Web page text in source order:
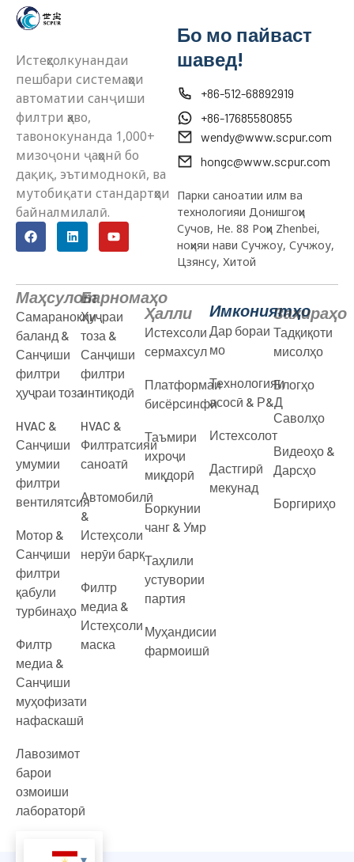
Истеҳсолкунандаи
пешбари системаҳои
автоматии санҷиши
филтри ҳаво,
тавонокунанда 1,000+
мизоҷони ҷаҳонӣ бо
дақиқ, эътимоднокӣ, ва
мутобиқати стандартҳои
байналмилалӣ.
Бо мо пайваст
шавед!
+86-512-68892919
+86-17685580855
wendy@www.scpur.com
hongc@www.scpur.com
Парки саноатии илм ва
технологияи Донишгоҳи
Сучов, Не. 88 Роҳи Zhenbei,
ноҳияи нави Сучжоу, Сучжоу,
Цзянсу, Хитой
Маҳсулот
Самаранокии
баланд &
Санҷиши
филтри
ҳуҷраи тоза
HVAC &
Санҷиши
умумии
филтри
вентилятсия
Мотор &
Санҷиши
филтри
қабули
турбинаҳо
Филтр
медиа &
Санҷиши
муҳофизати
нафаскашӣ
Лавозимот
барои
озмоиши
лабораторӣ
Барномаҳо
Ҳуҷраи
тоза &
Санҷиши
филтри
интиқодӣ
HVAC &
Филтратсияи
саноатӣ
Автомобилӣ
&
Истеҳсоли
нерӯи барқ
Филтр
медиа &
Истеҳсоли
маска
Ҳалли
Истехсоли
сермахсул
Платформаи
бисёрсинфӣ
Таъмири
ихроҷи
миқдорӣ
Боркунии
чанг & Умр
Таҳлили
устувории
партия
Муҳандисии
фармоишӣ
Имкониятҳо
Дар бораи
мо
Технологияи
асосӣ & Р&Д
Истехсолот
Дастгирӣ
мекунад
Захираҳо
Тадқиқоти
мисолҳо
Блогҳо
Саволҳо
Видеоҳо &
Дарсҳо
Боргириҳо